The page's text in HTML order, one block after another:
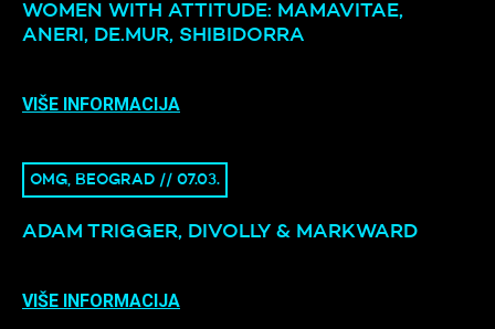
WOMEN WITH ATTITUDE: MAMAVITAE,
ANERI, DE.MUR, SHIBIDORRA
VIŠE INFORMACIJA
OMG, BEOGRAD // 07.03.
ADAM TRIGGER, DIVOLLY & MARKWARD
VIŠE INFORMACIJA